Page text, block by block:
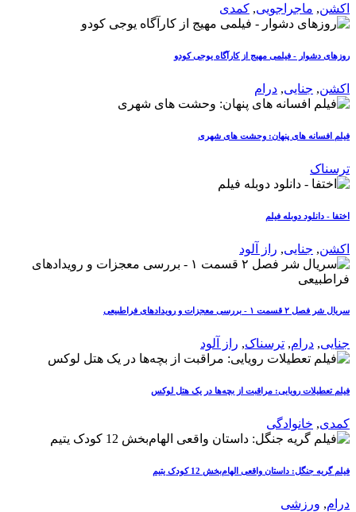
اکشن, ماجراجویی, کمدی
روزهای دشوار - فیلمی مهیج از کارآگاه یوجی کودو
اکشن, جنایی, درام
فیلم افسانه های پنهان: وحشت های شهری
ترسناک
اختفا - دانلود دوبله فیلم
اکشن, جنایی, راز آلود
سریال شر فصل ۲ قسمت ۱ - بررسی معجزات و رویدادهای فراطبیعی
جنایی, درام, ترسناک, راز آلود
فیلم تعطیلات رویایی: مراقبت از بچه‌ها در یک هتل لوکس
کمدی, خانوادگی
فیلم گریه جنگل: داستان واقعی الهام‌بخش 12 کودک یتیم
درام, ورزشی